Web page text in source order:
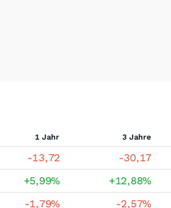
1 Jahr 3 Jahre
-13,72 -30,17
+5,99% +12,88%
-1,79% -2,57%